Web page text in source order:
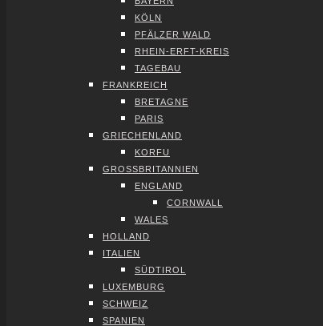
KÖLN
PFÄL­ZER WALD
RHEIN-ERFT-KREIS
TAGE­BAU
FRANK­REICH
BRE­TA­GNE
PARIS
GRIE­CHEN­LAND
KOR­FU
GROSS­BRI­TAN­NI­EN
ENG­LAND
CORN­WALL
WALES
HOL­LAND
ITA­LI­EN
SÜD­TI­ROL
LUXEM­BURG
SCHWEIZ
SPA­NI­EN